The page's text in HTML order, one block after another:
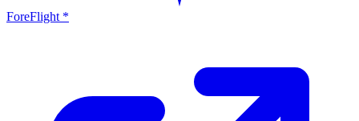
ForeFlight *